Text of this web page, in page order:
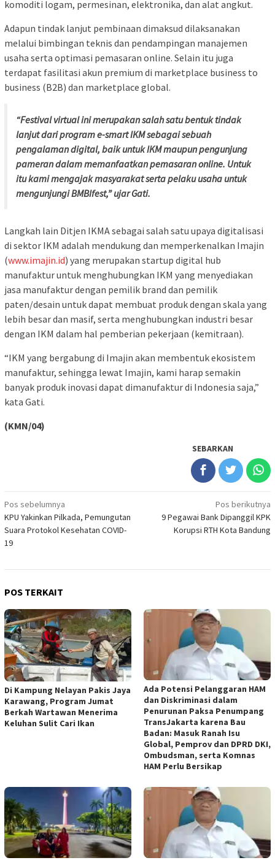
komoditi logam, permesinan, elektronika, dan alat angkut.
Adapun tindak lanjut pembinaan dimaksud dilaksanakan
melalui bimbingan teknis dan pendampingan manajemen
usaha serta optimasi pemasaran online. Selain itu juga
terdapat fasilitasi akun premium di marketplace business to
business (B2B) dan marketplace global.
“Festival virtual ini merupakan salah satu bentuk tindak
lanjut dari program e-smart IKM sebagai sebuah
pengalaman digital, baik untuk IKM maupun pengunjung
pameran dalam memanfaatkan pemasaran online. Untuk
itu kami mengajak masyarakat serta pelaku usaha untuk
mengunjungi BMBIfest,” ujar Gati.
Langkah lain Ditjen IKMA sebagai salah satu upaya digitalisasi
di sektor IKM adalah mendukung dan memperkenalkan Imajin
(www.imajin.id) yang merupakan startup digital hub
manufaktur untuk menghubungkan IKM yang menyediakan
jasa manufaktur dengan pemilik brand dan pemilik
paten/desain untuk dapat membuat produk dengan skala yang
lebih besar dan masif, serta menghubungkan industri besar
dengan IKM dalam hal pemberian pekerjaan (kemitraan).
“IKM yang bergabung di Imajin akan membentuk ekosistem
manufaktur, sehingga lewat Imajin, kami harap semakin
banyak produk inovasi dapat dimanufaktur di Indonesia saja,”
kata Gati.
(KMN/04)
SEBARKAN
Navigasi
pos
Pos sebelumnya
KPU Yakinkan Pilkada, Pemungutan
Suara Protokol Kesehatan COVID-
19
Pos berikutnya
9 Pegawai Bank Dipanggil KPK
Korupsi RTH Kota Bandung
POS TERKAIT
Di Kampung Nelayan Pakis Jaya
Karawang, Program Jumat
Berkah Wartawan Menerima
Keluhan Sulit Cari Ikan
Ada Potensi Pelanggaran HAM
dan Diskriminasi dalam
Penurunan Paksa Penumpang
TransJakarta karena Bau
Badan: Masuk Ranah Isu
Global, Pemprov dan DPRD DKI,
Ombudsman, serta Komnas
HAM Perlu Bersikap